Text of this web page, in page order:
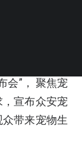
会”， 聚焦宠
宣布众安宠
带来宠物生